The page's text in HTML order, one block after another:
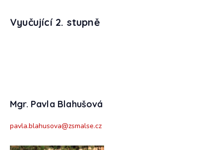
Vyučující 2. stupně
Mgr. Pavla Blahušová
pavla.blahusova@zsmalse.cz